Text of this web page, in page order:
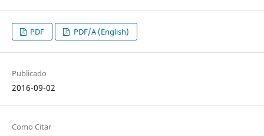
PDF PDF/A (English)
Publicado
2016-09-02
Como Citar